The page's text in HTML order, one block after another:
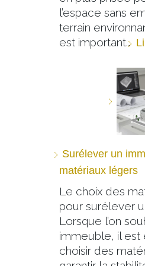
l’espace sans
terrain
est important…
Surélever un
matériaux légers
Le choix des
pour surélever
Lorsque l’on
immeuble, il est
choisir des